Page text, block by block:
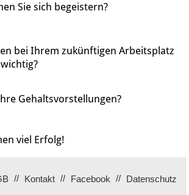
Sie sich begeistern?
bei Ihrem zukünftigen Arbeitsplatz
Gehaltsvorstellungen?
viel Erfolg!
Kontakt Facebook Datenschutz